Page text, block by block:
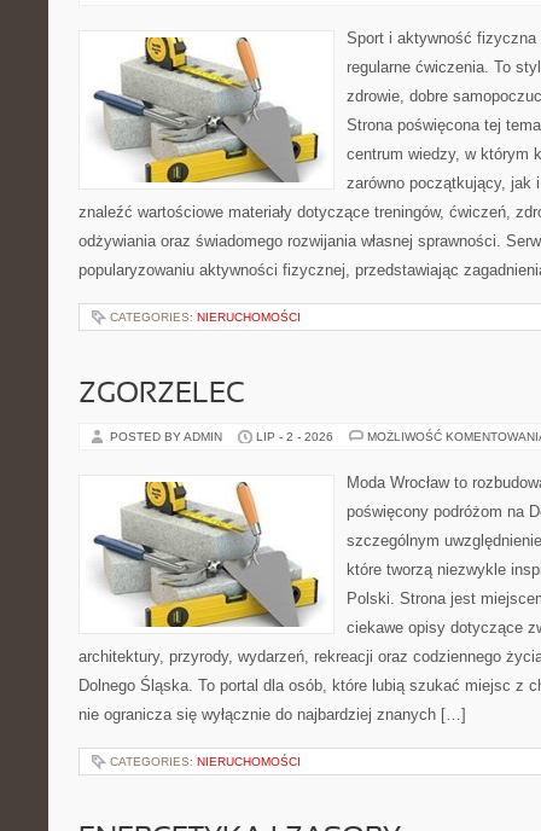
Sport i aktywność
regularne ćwiczenia. To
zdrowie, dobre
Strona poświęcona tej
centrum wiedzy, w którym
zarówno początkujący, jak
znaleźć wartościowe materiały dotyczące treningów, ćwiczeń,
odżywiania oraz świadomego rozwijania własnej sprawności.
popularyzowaniu aktywności fizycznej, przedstawiając
CATEGORIES: NIERUCHOMOŚCI
ZGORZELEC
POSTED BY ADMIN LIP - 2 - 2026 MOŻLIWOŚĆ
Moda Wrocław to
poświęcony podróżom na
szczególnym
które tworzą niezwykle
Polski. Strona jest
ciekawe opisy dotyczące
architektury, przyrody, wydarzeń, rekreacji oraz codziennego
Dolnego Śląska. To portal dla osób, które lubią szukać miejsc z
nie ogranicza się wyłącznie do najbardziej znanych […]
CATEGORIES: NIERUCHOMOŚCI